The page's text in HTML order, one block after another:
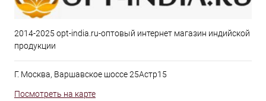
2014-2025 opt-india.ru-оптовый интернет магазин индийской
продукции
Г. Москва, Варшавское шоссе 25Астр15
Посмотреть на карте